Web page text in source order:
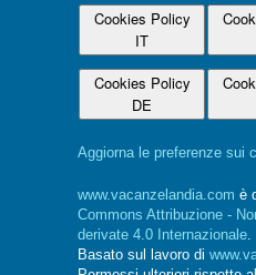
Cookies Policy
IT
Cookies Policy
DE
Aggiorna le preferenze sui
www.vacanzelandia.com è
Commons Attribuzione -
derivate 4.0 Internazionale.
Basato sul lavoro di